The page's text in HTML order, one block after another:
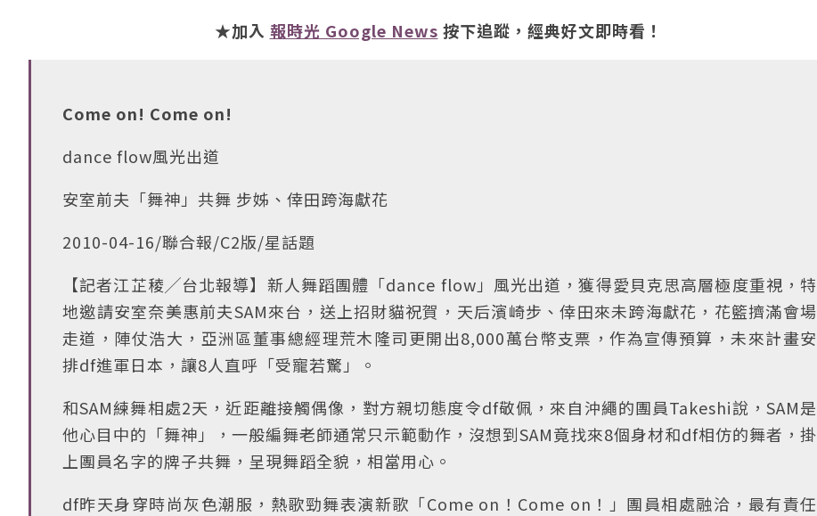
★加入 報時光 Google News 按下追蹤，經典好文即時看！
Come on! Come on!
dance flow風光出道
安室前夫「舞神」共舞 步姊、倖田跨海獻花
2010-04-16/聯合報/C2版/星話題
【記者江芷稜╱台北報導】新人舞蹈團體「dance flow」風光出道，獲得愛貝克思高層極度重視，特
地邀請安室奈美惠前夫SAM來台，送上招財貓祝賀，天后濱崎步、倖田來未跨海獻花，花籃擠滿會場
走道，陣仗浩大，亞洲區董事總經理荒木隆司更開出8,000萬台幣支票，作為宣傳預算，未來計畫安
排df進軍日本，讓8人直呼「受寵若驚」。
和SAM練舞相處2天，近距離接觸偶像，對方親切態度令df敬佩，來自沖繩的團員Takeshi說，SAM是
他心目中的「舞神」，一般編舞老師通常只示範動作，沒想到SAM竟找來8個身材和df相仿的舞者，掛
上團員名字的牌子共舞，呈現舞蹈全貌，相當用心。
df昨天身穿時尚灰色潮服，熱歌勁舞表演新歌「Come on！Come on！」團員相處融洽，最有責任